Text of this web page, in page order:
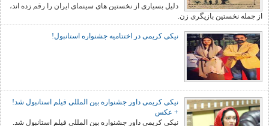
دلیل بسیاری از نخستین های سینمای ایران را رقم زده اند،
از جمله نخستین بازیگری زن.
نیکی کریمی در اختتاميه جشنواره استانبول!
نیکی کریمی داور جشنواره بین المللی فیلم استانبول شد!
+ عکس
نیکی کریمی داور جشنواره بین المللی فیلم استانبول شد.